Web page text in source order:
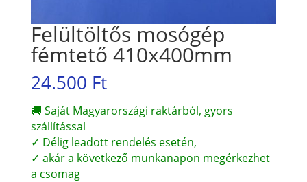
Felültöltős mosógép
fémtető 410x400mm
24.500 Ft
🚚 Saját Magyarországi raktárból, gyors
szállítással
✓ Délig leadott rendelés esetén,
✓ akár a következő munkanapon megérkezhet
a csomag